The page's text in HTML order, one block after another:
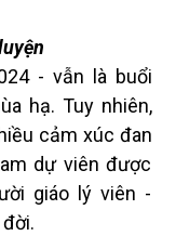
luyện
- vẫn là buổi
hạ. Tuy nhiên,
cảm xúc đan
dự viên được
giáo lý viên -